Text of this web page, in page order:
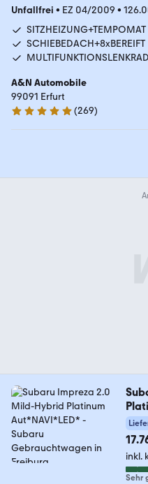
Unfallfrei • EZ 04/2009 •
SITZHEIZUNG+TEMPOMAT
SCHIEBEDACH+8xBEREIFT
MULTIFUNKTIONSLENKRAD
A&N Automobile
99091 Erfurt
4.9 Sterne
(269)
inkl.
Sehr